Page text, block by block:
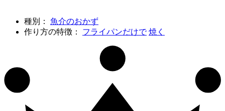
種別： 魚介のおかず
作り方の特徴： フライパンだけで 焼く